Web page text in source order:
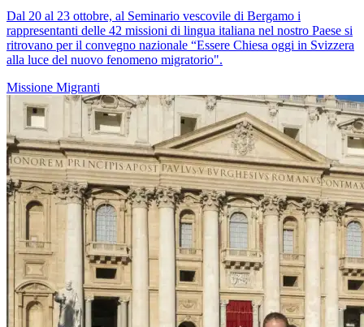
Dal 20 al 23 ottobre, al Seminario vescovile di Bergamo i
rappresentanti delle 42 missioni di lingua italiana nel nostro Paese si
ritrovano per il convegno nazionale “Essere Chiesa oggi in Svizzera
alla luce del nuovo fenomeno migratorio".
Missione Migranti